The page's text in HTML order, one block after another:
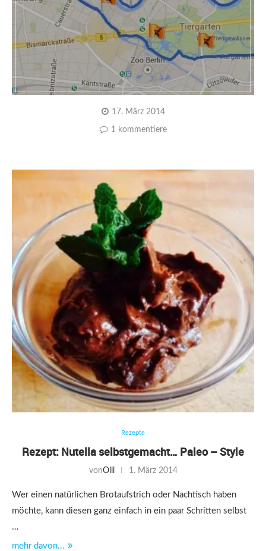
17. März 2014
1 kommentiere
Rezepte
Rezept: Nutella selbstgemacht… Paleo – Style
vonOlli 1. März 2014
Wer einen natürlichen Brotaufstrich oder Nachtisch haben
möchte, kann diesen ganz einfach in ein paar Schritten selbst
…
mehr davon...